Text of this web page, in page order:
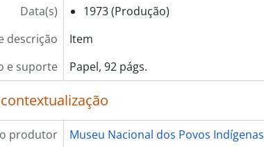
Data(s)
1973 (Produção)
descrição
Item
e suporte
Papel, 92 págs.
produtor
Museu Nacional dos Povos Indígenas